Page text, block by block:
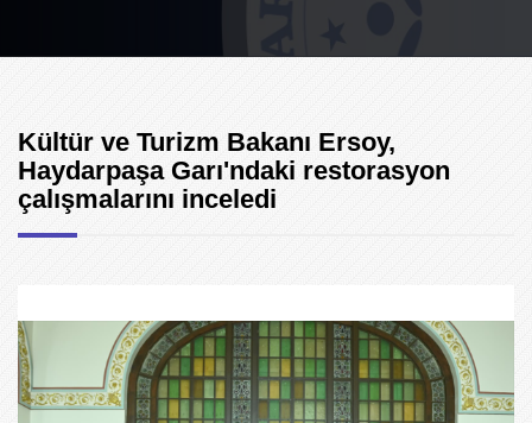
Kültür ve Turizm Bakanı Ersoy,
Haydarpaşa Garı'ndaki restorasyon
çalışmalarını inceledi